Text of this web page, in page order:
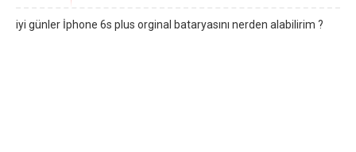
iyi günler İphone 6s plus orginal bataryasını nerden alabilirim ?